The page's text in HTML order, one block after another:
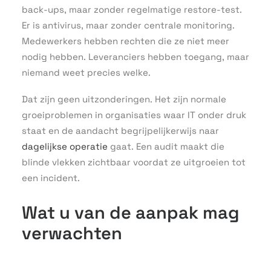
back-ups, maar zonder regelmatige restore-test.
Er is antivirus, maar zonder centrale monitoring.
Medewerkers hebben rechten die ze niet meer
nodig hebben. Leveranciers hebben toegang, maar
niemand weet precies welke.
Dat zijn geen uitzonderingen. Het zijn normale
groeiproblemen in organisaties waar IT onder druk
staat en de aandacht begrijpelijkerwijs naar
dagelijkse operatie gaat. Een audit maakt die
blinde vlekken zichtbaar voordat ze uitgroeien tot
een incident.
Wat u van de aanpak mag
verwachten